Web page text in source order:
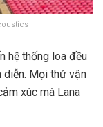
hệ thống loa đều
diễn. Mọi thứ vận
xúc mà Lana